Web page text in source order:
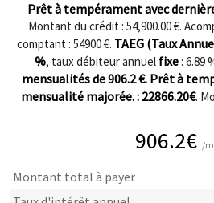
Prêt à tempérament avec
Montant du crédit : 54,900.00 €.
comptant : 54900€. TAEG (Taux
%, taux débiteur annuel fixe: 6.89
mensualités de906.2€. Prêt à
mensualité majorée. : 22866.20€.
906.2€ /
Montant total à payer